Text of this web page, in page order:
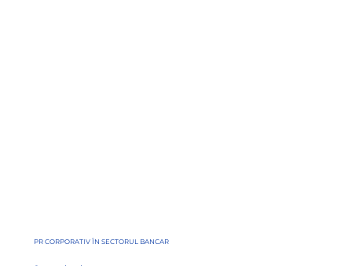
PR CORPORATIV ÎN SECTORUL BANCAR